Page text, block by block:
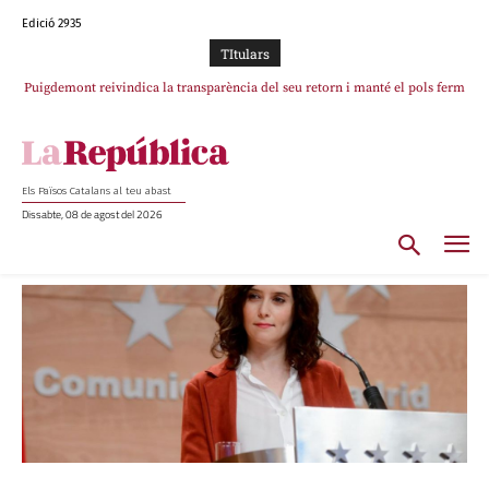
Edició 2935
TItulars
Puigdemont reivindica la transparència del seu retorn i manté el pols ferm
Els Països Catalans al teu abast
Dissabte, 08 de agost del 2026